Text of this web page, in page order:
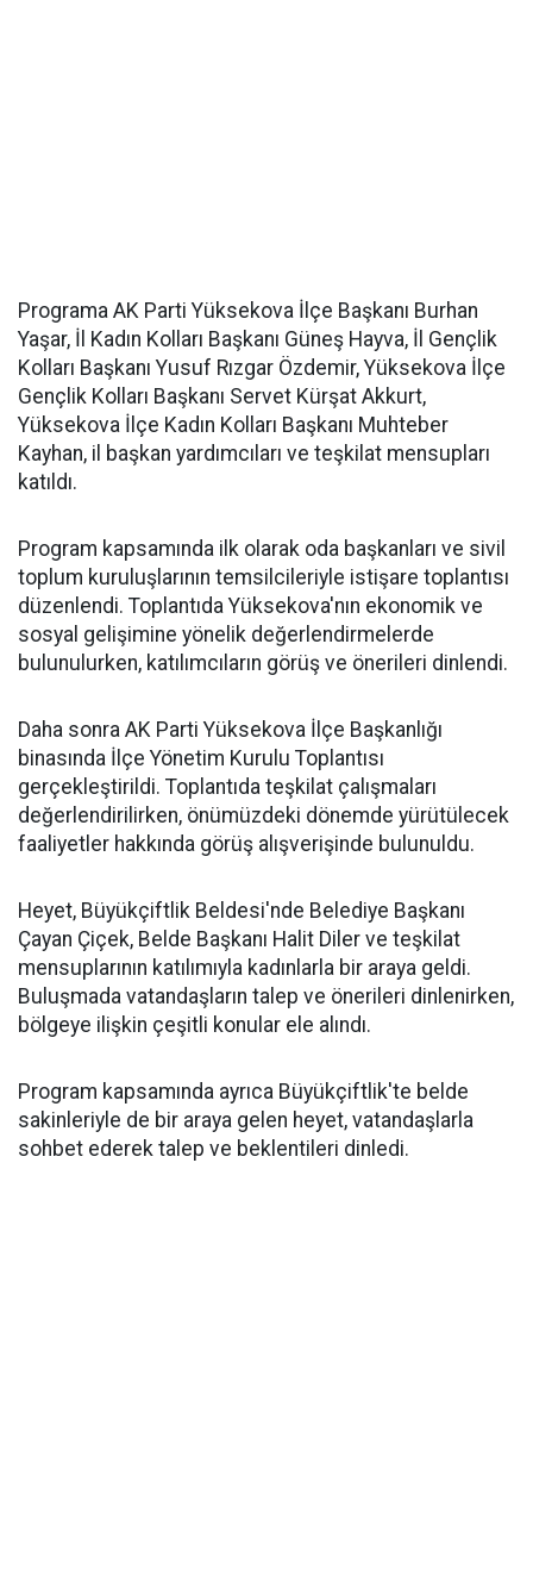
Programa AK Parti Yüksekova İlçe Başkanı Burhan
Yaşar, İl Kadın Kolları Başkanı Güneş Hayva, İl Gençlik
Kolları Başkanı Yusuf Rızgar Özdemir, Yüksekova İlçe
Gençlik Kolları Başkanı Servet Kürşat Akkurt,
Yüksekova İlçe Kadın Kolları Başkanı Muhteber
Kayhan, il başkan yardımcıları ve teşkilat mensupları
katıldı.
Program kapsamında ilk olarak oda başkanları ve sivil
toplum kuruluşlarının temsilcileriyle istişare toplantısı
düzenlendi. Toplantıda Yüksekova'nın ekonomik ve
sosyal gelişimine yönelik değerlendirmelerde
bulunulurken, katılımcıların görüş ve önerileri dinlendi.
Daha sonra AK Parti Yüksekova İlçe Başkanlığı
binasında İlçe Yönetim Kurulu Toplantısı
gerçekleştirildi. Toplantıda teşkilat çalışmaları
değerlendirilirken, önümüzdeki dönemde yürütülecek
faaliyetler hakkında görüş alışverişinde bulunuldu.
Heyet, Büyükçiftlik Beldesi'nde Belediye Başkanı
Çayan Çiçek, Belde Başkanı Halit Diler ve teşkilat
mensuplarının katılımıyla kadınlarla bir araya geldi.
Buluşmada vatandaşların talep ve önerileri dinlenirken,
bölgeye ilişkin çeşitli konular ele alındı.
Program kapsamında ayrıca Büyükçiftlik'te belde
sakinleriyle de bir araya gelen heyet, vatandaşlarla
sohbet ederek talep ve beklentileri dinledi.